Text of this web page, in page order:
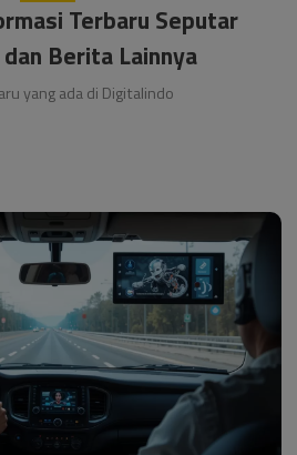
Terbaru Seputar
Berita Lainnya
yang ada di Digitalindo